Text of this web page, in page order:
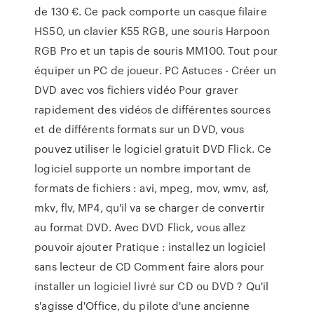
de 130 €. Ce pack comporte un casque filaire
HS50, un clavier K55 RGB, une souris Harpoon
RGB Pro et un tapis de souris MM100. Tout pour
équiper un PC de joueur. PC Astuces - Créer un
DVD avec vos fichiers vidéo Pour graver
rapidement des vidéos de différentes sources
et de différents formats sur un DVD, vous
pouvez utiliser le logiciel gratuit DVD Flick. Ce
logiciel supporte un nombre important de
formats de fichiers : avi, mpeg, mov, wmv, asf,
mkv, flv, MP4, qu'il va se charger de convertir
au format DVD. Avec DVD Flick, vous allez
pouvoir ajouter Pratique : installez un logiciel
sans lecteur de CD Comment faire alors pour
installer un logiciel livré sur CD ou DVD ? Qu'il
s'agisse d'Office, du pilote d'une ancienne